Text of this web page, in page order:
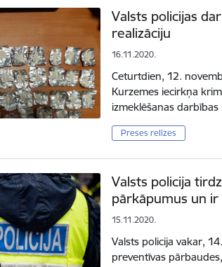
Valsts policijas
realizāciju
16.11.2020.
Ceturtdien, 12.
Kurzemes iecirkņa
izmeklēšanas
Preses relīzes
Valsts policija
pārkāpumus un
15.11.2020.
Valsts policija vakar,
preventīvas